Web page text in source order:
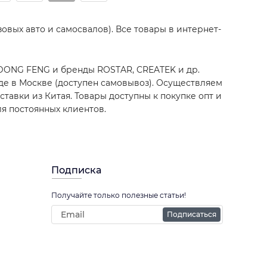
авто и самосвалов). Все товары в интернет-
FENG и бренды ROSTAR, CREATEK и др.
в Москве (доступен самовывоз). Осуществляем
из Китая. Товары доступны к покупке опт и
постоянных клиентов.
Подписка
Получайте только полезные статьи!
Подписаться